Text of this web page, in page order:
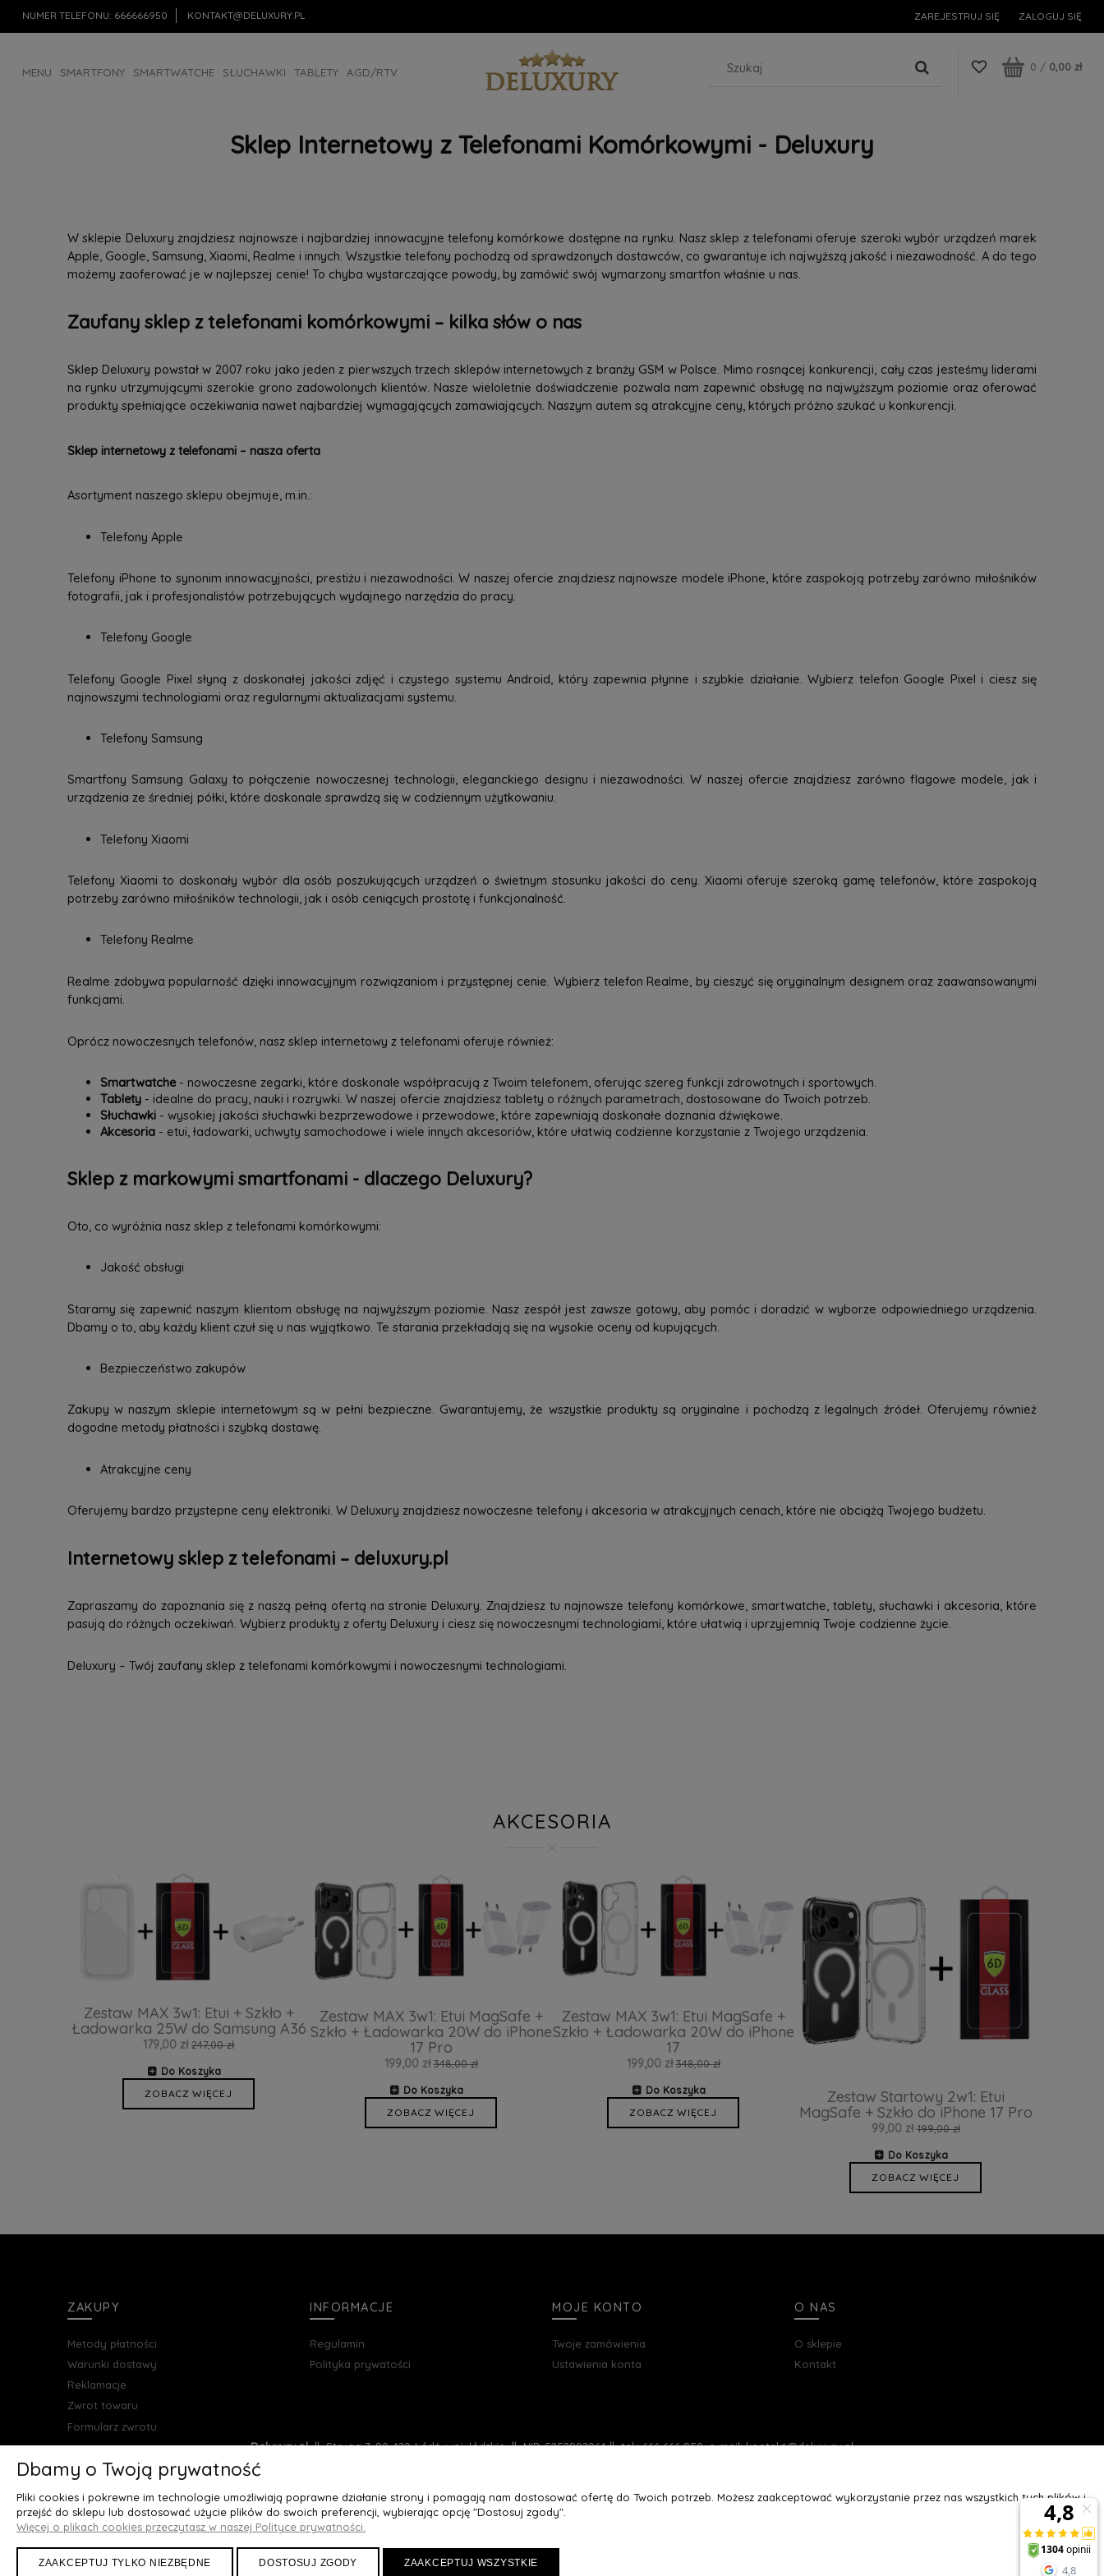
NUMER TELEFONU: 666666950 KONTAKT@DELUXURY.PL ZAREJESTRUJ SIĘ ZALOGUJ SIĘ
MENU SMARTFONY SMARTWATCHE SŁUCHAWKI TABLETY AGD/RTV 0 / 0,00 zł
Sklep Internetowy z Telefonami Komórkowymi - Deluxury
W sklepie Deluxury znajdziesz najnowsze i najbardziej innowacyjne telefony komórkowe dostępne na rynku. Nasz sklep z telefonami oferuje szeroki wybór urządzeń marek
Apple, Google, Samsung, Xiaomi, Realme i innych. Wszystkie telefony pochodzą od sprawdzonych dostawców, co gwarantuje ich najwyższą jakość i niezawodność. A do tego
możemy zaoferować je w najlepszej cenie! To chyba wystarczające powody, by zamówić swój wymarzony smartfon właśnie u nas.
Zaufany sklep z telefonami komórkowymi – kilka słów o nas
Sklep Deluxury powstał w 2007 roku jako jeden z pierwszych trzech sklepów internetowych z branży GSM w Polsce. Mimo rosnącej konkurencji, cały czas jesteśmy liderami
na rynku utrzymującymi szerokie grono zadowolonych klientów. Nasze wieloletnie doświadczenie pozwala nam zapewnić obsługę na najwyższym poziomie oraz oferować
produkty spełniające oczekiwania nawet najbardziej wymagających zamawiających. Naszym autem są atrakcyjne ceny, których próżno szukać u konkurencji.
Sklep internetowy z telefonami – nasza oferta
Asortyment naszego sklepu obejmuje, m.in.:
Telefony Apple
Telefony iPhone to synonim innowacyjności, prestiżu i niezawodności. W naszej ofercie znajdziesz najnowsze modele iPhone, które zaspokoją potrzeby zarówno miłośników
fotografii, jak i profesjonalistów potrzebujących wydajnego narzędzia do pracy.
Telefony Google
Telefony Google Pixel słyną z doskonałej jakości zdjęć i czystego systemu Android, który zapewnia płynne i szybkie działanie. Wybierz telefon Google Pixel i ciesz się
najnowszymi technologiami oraz regularnymi aktualizacjami systemu.
Telefony Samsung
Smartfony Samsung Galaxy to połączenie nowoczesnej technologii, eleganckiego designu i niezawodności. W naszej ofercie znajdziesz zarówno flagowe modele, jak i
urządzenia ze średniej półki, które doskonale sprawdzą się w codziennym użytkowaniu.
Telefony Xiaomi
Telefony Xiaomi to doskonały wybór dla osób poszukujących urządzeń o świetnym stosunku jakości do ceny. Xiaomi oferuje szeroką gamę telefonów, które zaspokoją
potrzeby zarówno miłośników technologii, jak i osób ceniących prostotę i funkcjonalność.
Telefony Realme
Realme zdobywa popularność dzięki innowacyjnym rozwiązaniom i przystępnej cenie. Wybierz telefon Realme, by cieszyć się oryginalnym designem oraz zaawansowanymi
funkcjami.
Oprócz nowoczesnych telefonów, nasz sklep internetowy z telefonami oferuje również:
Smartwatche- nowoczesne zegarki, które doskonale współpracują z Twoim telefonem, oferując szereg funkcji zdrowotnych i sportowych.
Tablety - idealne do pracy, nauki i rozrywki. W naszej ofercie znajdziesz tablety o różnych parametrach, dostosowane do Twoich potrzeb.
Słuchawki - wysokiej jakości słuchawki bezprzewodowe i przewodowe, które zapewniają doskonałe doznania dźwiękowe.
Akcesoria - etui, ładowarki, uchwyty samochodowe i wiele innych akcesoriów, które ułatwią codzienne korzystanie z Twojego urządzenia.
Sklep z markowymi smartfonami - dlaczego Deluxury?
Oto, co wyróżnia nasz sklep z telefonami komórkowymi:
Jakość obsługi
Staramy się zapewnić naszym klientom obsługę na najwyższym poziomie. Nasz zespół jest zawsze gotowy, aby pomóc i doradzić w wyborze odpowiedniego urządzenia.
Dbamy o to, aby każdy klient czuł się u nas wyjątkowo. Te starania przekładają się na wysokie oceny od kupujących.
Bezpieczeństwo zakupów
Zakupy w naszym sklepie internetowym są w pełni bezpieczne. Gwarantujemy, że wszystkie produkty są oryginalne i pochodzą z legalnych źródeł. Oferujemy również
dogodne metody płatności i szybką dostawę.
Atrakcyjne ceny
Oferujemy bardzo przystepne ceny elektroniki. W Deluxury znajdziesz nowoczesne telefony i akcesoria w atrakcyjnych cenach, które nie obciążą Twojego budżetu.
Internetowy sklep z telefonami – deluxury.pl
Zapraszamy do zapoznania się z naszą pełną ofertą na stronie Deluxury. Znajdziesz tu najnowsze telefony komórkowe, smartwatche, tablety, słuchawki i akcesoria, które
pasują do różnych oczekiwań. Wybierz produkty z oferty Deluxury i ciesz się nowoczesnymi technologiami, które ułatwią i uprzyjemnią Twoje codzienne życie.
Deluxury – Twój zaufany sklep z telefonami komórkowymi i nowoczesnymi technologiami.
AKCESORIA
Zestaw MAX 3w1: Etui + Szkło +
Ładowarka 25W do Samsung A36
179,00 zł 247,00 zł
Do Koszyka
ZOBACZ WIĘCEJ
Zestaw MAX 3w1: Etui MagSafe +
Szkło + Ładowarka 20W do iPhone
17 Pro
199,00 zł 348,00 zł
Do Koszyka
ZOBACZ WIĘCEJ
Zestaw MAX 3w1: Etui MagSafe +
Szkło + Ładowarka 20W do iPhone
17
199,00 zł 348,00 zł
Do Koszyka
ZOBACZ WIĘCEJ
Zestaw Startowy 2w1: Etui
MagSafe + Szkło do iPhone 17 Pro
99,00 zł 199,00 zł
Do Koszyka
ZOBACZ WIĘCEJ
ZAKUPY
Metody płatności
Warunki dostawy
Reklamacje
Zwrot towaru
Formularz zwrotu
INFORMACJE
Regulamin
Polityka prywatości
MOJE KONTO
Twoje zamówienia
Ustawienia konta
O NAS
O sklepie
Kontakt
Deluxury.pl|| Struga 7, 90-420 Łódź, woj. łódzkie || NIP: 5252902064 || tel.: 666 666 950, e-mail: kontakt@deluxury.pl
MaxsoteRocoto Theme. All rights reserved
Dbamy o Twoją prywatność
Pliki cookies i pokrewne im technologie umożliwiają poprawne działanie strony i pomagają nam dostosować ofertę do Twoich potrzeb. Możesz zaakceptować wykorzystanie przez nas wszystkich tych plików i
przejść do sklepu lub dostosować użycie plików do swoich preferencji, wybierając opcję "Dostosuj zgody".
Więcej o plikach cookies przeczytasz w naszej Polityce prywatności.
ZAAKCEPTUJ TYLKO NIEZBĘDNE DOSTOSUJ ZGODY ZAAKCEPTUJ WSZYSTKIE